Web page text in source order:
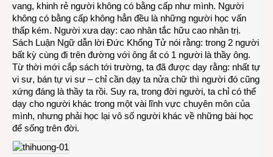
vang, khinh rẻ người không có bằng cấp như mình. Người
không có bằng cấp không hẳn đều là những người học vấn
thấp kém. Người xưa dạy: cao nhân tắc hữu cao nhân trị.
Sách Luận Ngữ dẫn lời Đức Khổng Tử nói rằng: trong 2 người
bất kỳ cùng đi trên đường với ông ắt có 1 người là thầy ông.
Từ thời mới cắp sách tới trường, ta đã được dạy rằng: nhất tự
vi sư, bán tự vi sư – chỉ cần dạy ta nửa chữ thì người đó cũng
xứng đáng là thầy ta rồi. Suy ra, trong đời người, ta chỉ có thể
dạy cho người khác trong một vài lĩnh vực chuyên môn của
mình, nhưng phải học lại vô số người khác về những bài học
để sống trên đời.